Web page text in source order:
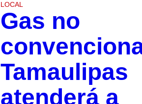
LOCAL
Gas no
Tamaulipas
atenderá a